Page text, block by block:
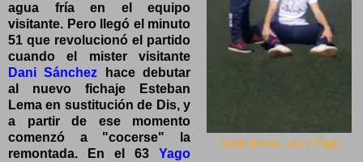
Sabia nueva, Leo y Yago
agua fría en el equipo
visitante. Pero llegó el minuto
51 que revolucionó el partido
cuando el mister visitante
Dani Sánchez hace debutar
al nuevo fichaje Esteban
Lema en sustitución de Dis, y
a partir de ese momento
comenzó a "cocerse" la
remontada. En el 63Yago